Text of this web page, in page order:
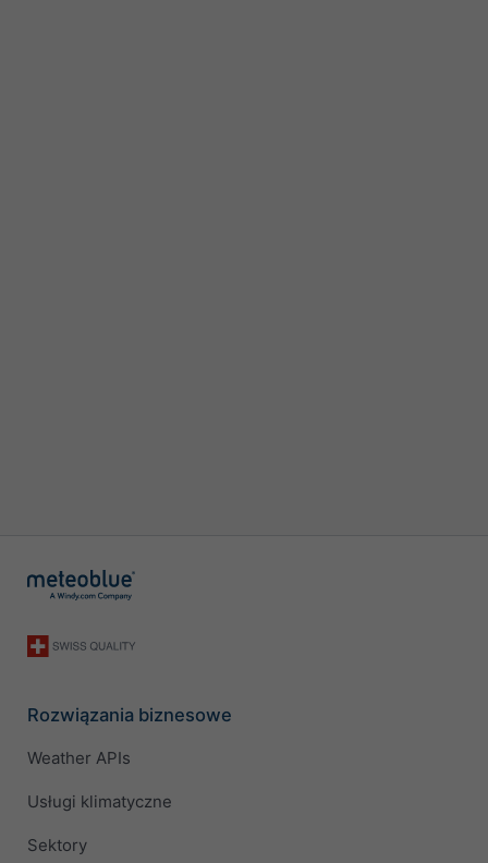
Rozwiązania biznesowe
Weather APIs
Usługi klimatyczne
Sektory